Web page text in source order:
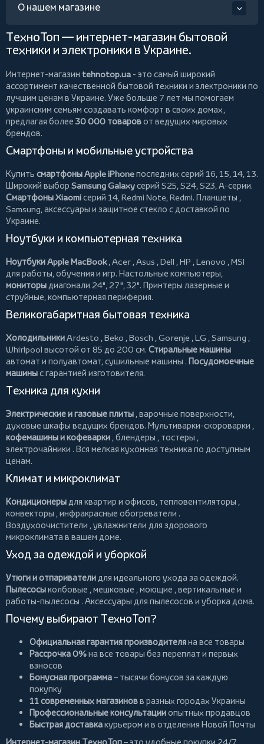
О нашем магазине
ТехноТоп — интернет-магазин бытовой
техники и электроники в Украине.
Интернет-магазин tehnotop.ua - это самый широкий
ассортимент качественной бытовой техники и электроники по
лучшим ценам в Украине. Уже больше 7 лет мы помогаем
украинским семьям создавать комфорт в своих домах,
предлагая более 30 000 товаровот ведущих мировых
брендов.
Смартфоны и мобильные устройства
Купить смартфоны Apple iPhoneпоследних серий 16, 15, 14, 13.
Широкий выбор Samsung Galaxyсерий S25, S24, S23, A-серии.
Смартфоны Xiaomiсерий 14, Redmi Note, Redmi. Планшеты ,
Samsung, аксессуары и защитное стекло с доставкой по
Украине.
Ноутбуки и компьютерная техника
Ноутбуки Apple MacBook,Acer ,Asus ,Dell ,HP ,Lenovo ,MSI
для работы, обучения и игр. Настольные компьютеры,
мониторыдиагонали 24", 27", 32". Принтеры лазерные и
струйные, компьютерная периферия.
Великогабаритная бытовая техника
ХолодильникиArdesto ,Beko ,Bosch ,Gorenje ,LG ,Samsung ,
Whirlpool высотой от 85 до 200 см. Стиральные машины
автомат и полуавтомат,сушильные машины . Посудомоечные
машиныс гарантией изготовителя.
Техника для кухни
Электрические и газовые плиты , варочные поверхности,
духовые шкафы ведущих брендов. Мультиварки-скороварки ,
кофемашины и кофеварки ,блендеры , тостеры ,
электрочайники . Вся мелкая кухонная техника по доступным
ценам.
Климат и микроклимат
Кондиционерыдля квартир и офисов, тепловентиляторы ,
конвекторы ,инфракрасные обогреватели .
Воздухоочистители , увлажнители для здорового
микроклимата в вашем доме.
Уход за одеждой и уборкой
Утюги и отпаривателидля идеального ухода за одеждой.
Пылесосыколбовые ,мешковые ,моющие ,вертикальные и
работы-пылесосы . Аксессуары для пылесосов и уборка дома.
Почему выбирают ТехноТоп?
Официальная гарантия производителяна все товары
Рассрочка 0%на все товары без переплат и первых
взносов
Бонусная программа– тысячи бонусов за каждую
покупку
11 современных магазиновв разных городах Украины
Профессиональные консультацииопытных продавцов
Быстрая доставкакурьером и в отделения Новой Почты